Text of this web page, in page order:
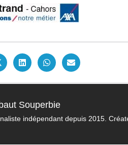
Souperbie
indépendant depuis 2015.